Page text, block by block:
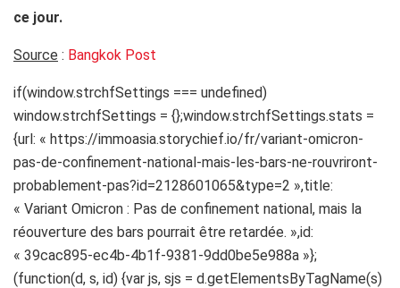
ce jour.
Source : Bangkok Post
if(window.strchfSettings === undefined)
window.strchfSettings = {};window.strchfSettings.stats =
{url: « https://immoasia.storychief.io/fr/variant-omicron-
pas-de-confinement-national-mais-les-bars-ne-rouvriront-
probablement-pas?id=2128601065&type=2 »,title:
« Variant Omicron : Pas de confinement national, mais la
réouverture des bars pourrait être retardée. »,id:
« 39cac895-ec4b-4b1f-9381-9dd0be5e988a »};
(function(d, s, id) {var js, sjs = d.getElementsByTagName(s)